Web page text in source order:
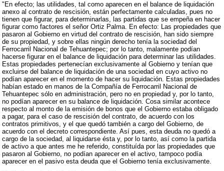
"En efecto; las utilidades, tal como aparecen en el balance de liquidación
anexo al contrato de rescisión, están perfectamente calculadas, pues no
tienen que figurar, para determinarlas, las partidas que se empeña en hacer
figurar como factores el señor Ortiz Palma. En efecto: Las propiedades que
pasaron al Gobierno en virtud del contrato de rescisión, han sido siempre
de su propiedad, y sobre ellas ningún derecho tenía la sociedad del
Ferrocarril Nacional de Tehuantepec; por lo tanto, malamente podían
hacerse figurar en el balance de liquidación para determinar las utilidades.
Estas propiedades pertenecían exclusivamente al Gobierno y tenían que
excluirse del balance de liquidación de una sociedad en cuyo activo no
podían aparecer en el momento de hacer su liquidación. Estas propiedades
habían estado en manos de la Compañía de Ferrocarril Nacional de
Tehuantepec sólo en administración, pero no en propiedad y, por lo tanto,
no podían aparecer en su balance de liquidación. Cosa similar acontece
respecto al monto de la emisión de bonos que el Gobierno estaba obligado
a pagar, para el caso de rescisión del contrato, de acuerdo con los
contratos primitivos, y el que quedó también a cargo del Gobierno, de
acuerdo con el decreto correspondiente. Así pues, esta deuda no quedó a
cargo de la sociedad, al liquidarse ésta y, por lo tanto, así como la partida
de activo a que antes me he referido, constituída por las propiedades que
pasaron al Gobierno, no podían aparecer en el activo, tampoco podía
aparecer en el pasivo esta deuda que el Gobierno tenía exclusivamente.